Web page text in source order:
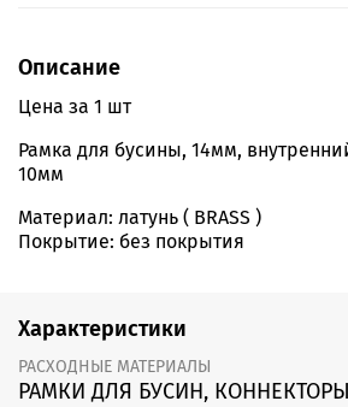
Описание
Цена за 1 шт
Рамка для бусины, 14мм,
10мм
Материал: латунь ( BRASS )
Покрытие: без покрытия
Характеристики
РАСХОДНЫЕ МАТЕРИАЛЫ
РАМКИ ДЛЯ БУСИН, КОННЕКТОРЫ